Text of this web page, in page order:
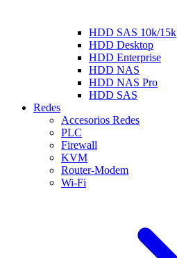
HDD SAS 10k/15k
HDD Desktop
HDD Enterprise
HDD NAS
HDD NAS Pro
HDD SAS
Redes
Accesorios Redes
PLC
Firewall
KVM
Router-Modem
Wi-Fi